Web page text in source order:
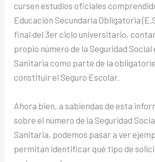
cursen estudios oficiales
Educación Secundaria Obligatoria
final del 3er ciclo universitario,
propio número de la Seguridad Social
Sanitaria como parte de la
constituir el Seguro Escolar.
Ahora bien, a sabiendas de esta
sobre el número de la Seguridad
Sanitaria, podemos pasar a ver
permitan identificar qué tipo de